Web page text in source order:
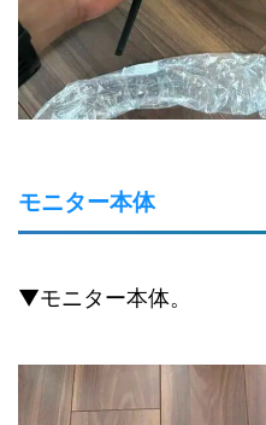
モニター本体
▼モニター本体。